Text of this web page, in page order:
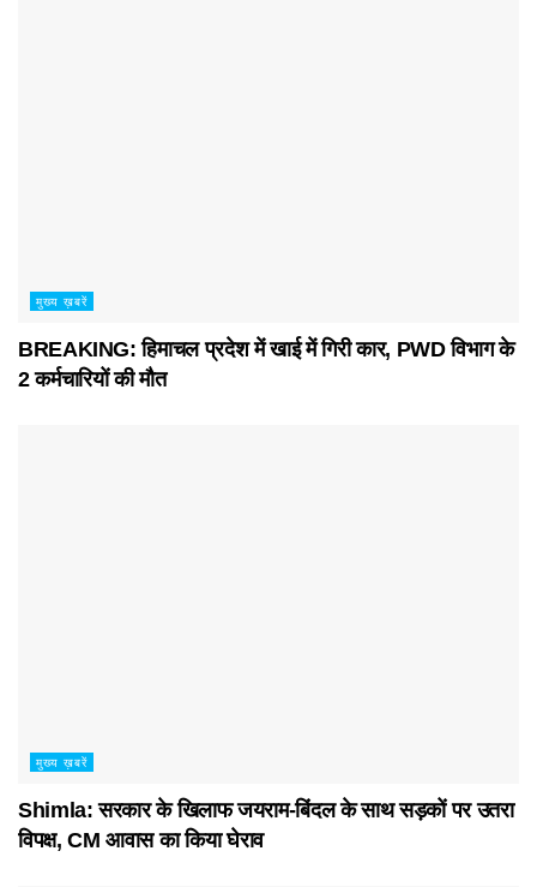
मुख्य ख़बरें
BREAKING: हिमाचल प्रदेश में खाई में गिरी कार, PWD विभाग के
2 कर्मचारियों की मौत
मुख्य ख़बरें
Shimla: सरकार के खिलाफ जयराम-बिंदल के साथ सड़कों पर उतरा
विपक्ष, CM आवास का किया घेराव